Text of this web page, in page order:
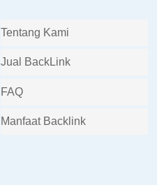
Tentang Kami
Jual BackLink
FAQ
Manfaat Backlink